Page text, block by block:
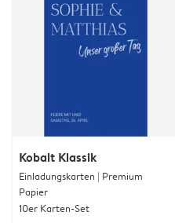
Kobalt Klassik
Einladungskarten | Premium
Papier
10er Karten-Set